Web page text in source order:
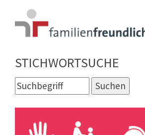
STICHWORTSUCHE